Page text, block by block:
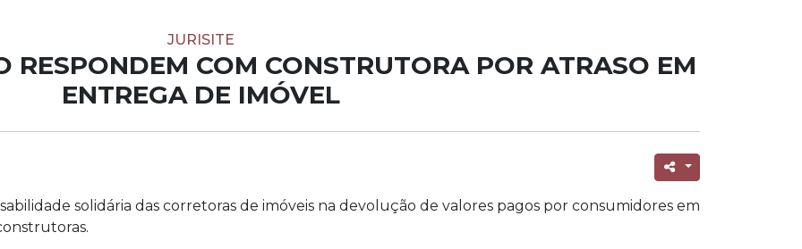
JURISITE
RESPONDEM COM CONSTRUTORA POR ATRASO EM
ENTREGA DE IMÓVEL
solidária das corretoras de imóveis na devolução de valores pagos por consumidores em